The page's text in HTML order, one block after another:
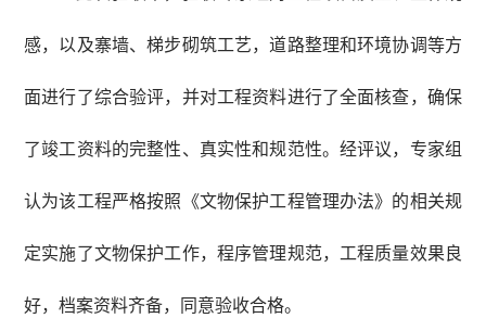
感，以及寨墙、梯步砌筑工艺，道路整理和环境协调等方
面进行了综合验评，并对工程资料进行了全面核查，确保
了竣工资料的完整性、真实性和规范性。经评议，专家组
认为该工程严格按照《文物保护工程管理办法》的相关规
定实施了文物保护工作，程序管理规范，工程质量效果良
好，档案资料齐备，同意验收合格。